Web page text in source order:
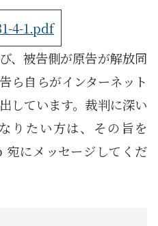
4-1.pdf
、被告側が原告が解放同
ら自らがインターネット
しています。裁判に深い
りたい方は、その旨を
にメッセージしてくだ